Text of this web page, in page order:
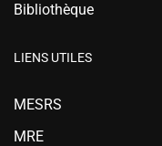
Bibliothèque
LIENS UTILES
MESRS
MRE